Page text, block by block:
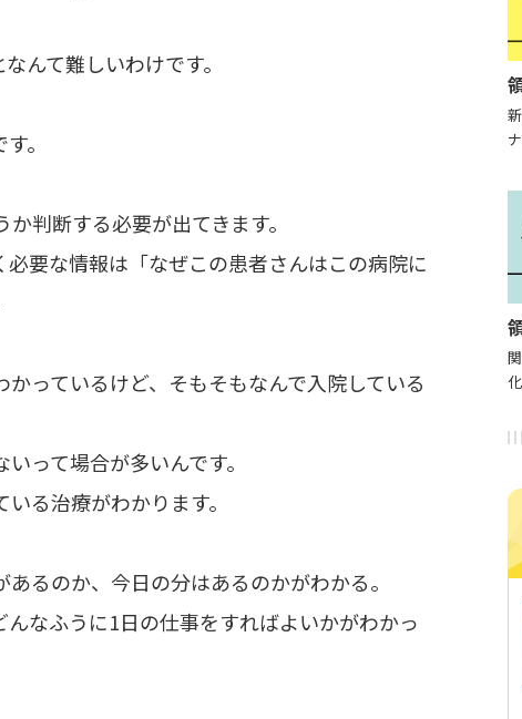
んて難しいわけです。
。
判断する必要が出てきます。
要な情報は「なぜこの患者さんはこの病院に
っているけど、そもそもなんで入院している
って場合が多いんです。
る治療がわかります。
るのか、今日の分はあるのかがわかる。
なふうに1日の仕事をすればよいかがわかっ